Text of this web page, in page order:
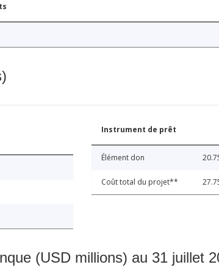
Instrument de prêt
Élément don
Coût total du projet**
(USD millions) au 31 juillet